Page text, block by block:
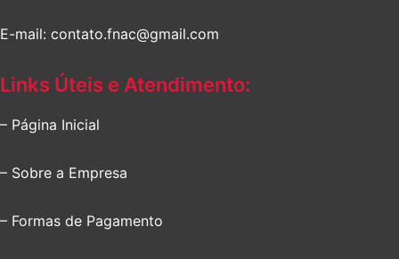
E-mail: contato.fnac@gmail.com
Links Úteis e Atendimento:
– Página Inicial
– Sobre a Empresa
– Formas de Pagamento